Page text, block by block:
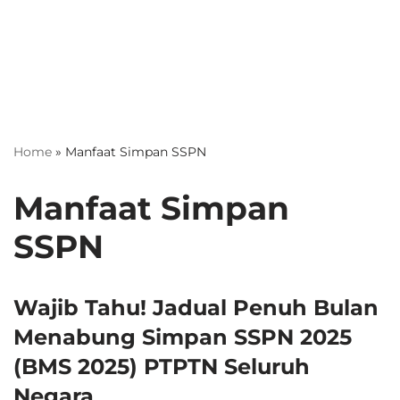
Home » Manfaat Simpan SSPN
Manfaat Simpan
SSPN
Wajib Tahu! Jadual Penuh Bulan
Menabung Simpan SSPN 2025
(BMS 2025) PTPTN Seluruh